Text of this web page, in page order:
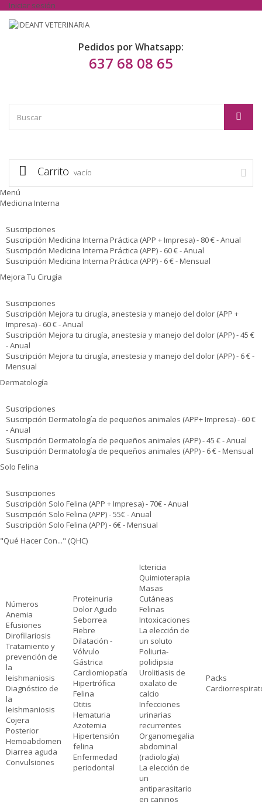
Iniciar sesión
Pedidos por Whatsapp:
637 68 08 65
Carrito vacío
Menú
Medicina Interna
Suscripciones
Suscripción Medicina Interna Práctica (APP + Impresa) - 80 € - Anual
Suscripción Medicina Interna Práctica (APP) - 60 € - Anual
Suscripción Medicina Interna Práctica (APP) - 6 € - Mensual
Mejora Tu Cirugía
Suscripciones
Suscripción Mejora tu cirugía, anestesia y manejo del dolor (APP +
Impresa) - 60 € - Anual
Suscripción Mejora tu cirugía, anestesia y manejo del dolor (APP) - 45 €
- Anual
Suscripción Mejora tu cirugía, anestesia y manejo del dolor (APP) - 6 € -
Mensual
Dermatología
Suscripciones
Suscripción Dermatología de pequeños animales (APP+ Impresa) - 60 €
- Anual
Suscripción Dermatología de pequeños animales (APP) - 45 € - Anual
Suscripción Dermatología de pequeños animales (APP) - 6 € - Mensual
Solo Felina
Suscripciones
Suscripción Solo Felina (APP + Impresa) - 70€ - Anual
Suscripción Solo Felina (APP) - 55€ - Anual
Suscripción Solo Felina (APP) - 6€ - Mensual
"Qué Hacer Con..." (QHC)
Números
Anemia
Efusiones
Dirofilariosis
Tratamiento y
prevención de
la
leishmaniosis
Diagnóstico de
la
leishmaniosis
Cojera
Posterior
Hemoabdomen
Diarrea aguda
Convulsiones
Proteinuria
Dolor Agudo
Seborrea
Fiebre
Dilatación -
Vólvulo
Gástrica
Cardiomiopatía
Hipertrófica
Felina
Otitis
Hematuria
Azotemia
Hipertensión
felina
Enfermedad
periodontal
Ictericia
Quimioterapia
Masas
Cutáneas
Felinas
Intoxicaciones
La elección de
un soluto
Poliuria-
polidipsia
Urolitiasis de
oxalato de
calcio
Infecciones
urinarias
recurrentes
Organomegalia
abdominal
(radiología)
La elección de
un
antiparasitario
en caninos
Packs